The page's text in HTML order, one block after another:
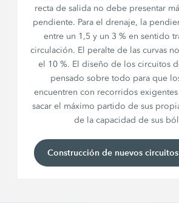
recta de salida no debe presentar
pendiente. Para el drenaje, la
entre un 1,5 y un 3 % en sentido
circulación. El peralte de las curvas
el 10 %. El diseño de los circuitos
pensado sobre todo para que
encuentren con recorridos
sacar el máximo partido de sus
de la capacidad de sus
Construcción de nuevos